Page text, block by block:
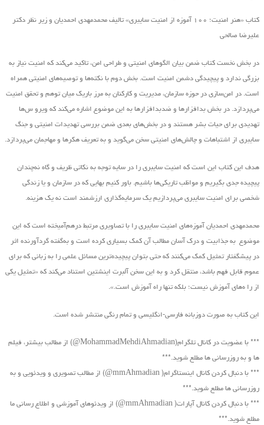
کتاب «هنر امنیت؛ ۱۰۰ آموزه از امنیت سایبری» تالیف محمدمهدی احمدیان و زیر نظر دکتر
علیرضا صالحی
در بخش نخست کتاب ضمن بیان الگوهای امنیتی و طراحی امن، تاکید می‌کند که امنیت نیاز به
بزرگی ندارد و پیچیدگی دشمن امنیت است. بخش دوم با نکته‌ها و توصیه‌های امنیتی همراه
است. در امن‌سازی در حوزه‌ سازمان، مدیریت و کارکنان به مرز باریک میان توهم و تحقق امنیت
می‌پردازد. در بخش بدافزارها و ضدبدافزارها به این موضوع اشاره می‌کند که ویرو س‌ها
تهدیدی برای حیات بشر هستند و در بخش‌های بعدی ضمن بررسی تهدیدات امنیتی و جنگ
سایبری از اشتباهات و چالش‌های امنیتی سخن می‌گوید و به تعریف هکرها و مهاجمان می‌پردازد.
هدف این کتاب این است که امنیت سایبری را در سایه توجه به نکاتی ظریف و گاه نه‌چندان
پیچیده جدی بگیریم و مواظب تاریکی‌ها باشیم. باور کنیم بهایی که در سازمان و یا زندگی
شخصی برای امنیت سایبری می‌پردازیم یک سرمایه‌گذاری ارزشمند است نه یک هزینه.
محمدمهدی احمدیان آموزه‌های امنیت سایبری را با تصاویری مرتبط درهم‌آمیخته است که این
موضوع به جذابیت و درک آسان مطالب آن کمک بسیاری کرده است و به‌گفته گردآورنده اثر
در پیشگفتار تمثیل کمک می‌کنند که حتی بتوان پیچیده‌ترین مسائل علمی را به زبانی که برای
عموم قابل فهم باشد، منتقل کرد و به این سخن آلبرت اینشتین استناد می‌کند که «تمثیل یکی
از را ه‌های آموزش نیست؛ بلکه تنها راه آموزش است.».
این کتاب به صورت دوزبانه فارسی-انگلیسی و تمام رنگی منتشر شده است.
*** با عضویت در کانال تلگرام(MohammadMehdiAhmadian@) از مطالب بیشتر، فیلم
ها و به روزرسانی ها مطلع شوید.***
*** با دنبال کردن کانال اینستاگرام( mmAhmadian@) از مطالب تصویری و ویدئویی و به
روزرسانی ها مطلع شوید.***
*** با دنبال کردن کانال آپارات( mmAhmadian@) از ویدئوهای آموزشی و اطلاع رسانی ما
مطلع شوید.***